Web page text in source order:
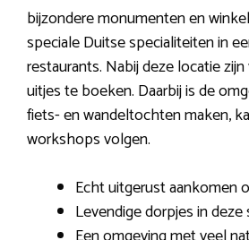
bijzondere monumenten en
speciale Duitse specialiteiten in
restaurants. Nabij deze locatie
uitjes te boeken. Daarbij is de
fiets- en wandeltochten maken,
workshops volgen.
Echt uitgerust aankomen
Levendige dorpjes in